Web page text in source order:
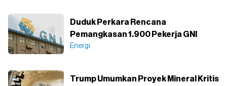
Duduk Perkara Rencana
Pemangkasan 1.900 Pekerja GNI
Energi
Trump Umumkan Proyek Mineral Kritis